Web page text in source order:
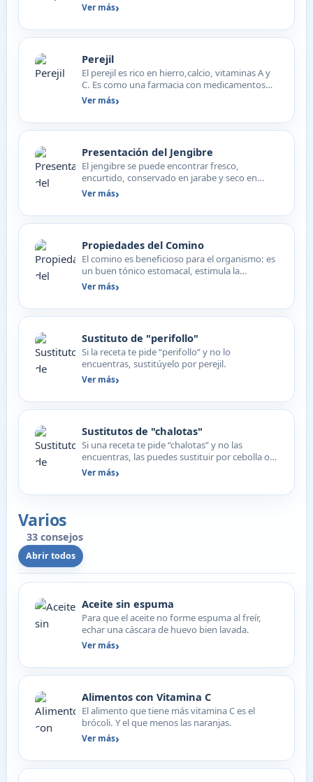
ajos dentro, de…
Ver más
Perejil
El perejil es rico en hierro,calcio, vitaminas A y
C. Es como una farmacia con medicamentos
para unas 50…
Ver más
Presentación del Jengibre
El jengibre se puede encontrar fresco,
encurtido, conservado en jarabe y seco en
envase de cristal.
Ver más
Propiedades del Comino
El comino es beneficioso para el organismo: es
un buen tónico estomacal, estimula la
digestión y favorece…
Ver más
Sustituto de "perifollo"
Si la receta te pide “perifollo” y no lo
encuentras, sustitúyelo por perejil.
Ver más
Sustitutos de "chalotas"
Si una receta te pide “chalotas” y no las
encuentras, las puedes sustituir por cebolla o
puerro y un poco…
Ver más
Varios
33 consejos
Abrir todos
Aceite sin espuma
Para que el aceite no forme espuma al freír,
echar una cáscara de huevo bien lavada.
Ver más
Alimentos con Vitamina C
El alimento que tiene más vitamina C es el
brócoli. Y el que menos las naranjas.
Ver más